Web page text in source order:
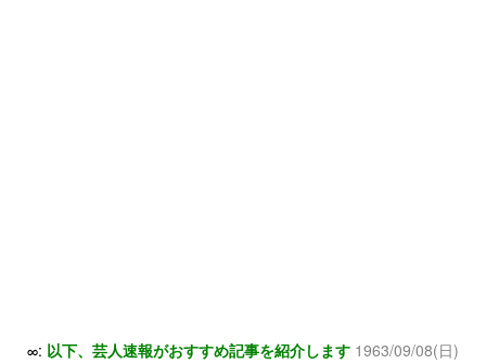
∞: 以下、芸人速報がおすすめ記事を紹介します 1963/09/08(日)